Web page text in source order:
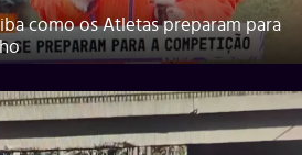
como os Atletas preparam para